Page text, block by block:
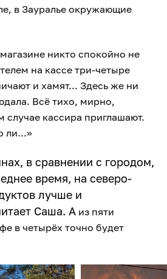
в Зауралье окружающие
никто спокойно не
на кассе три-четыре
и хамят... Здесь же ни
Всё тихо, мирно,
кассира приглашают.
ли...»
в сравнении с городом,
время, на северо-
лучше и
Саша. А из пяти
в четырёх точно будет